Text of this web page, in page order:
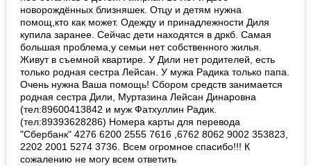
новорождённых близняшек. Отцу и детям нужна
помощ,кто как может. Одежду и принадлежности Диля
купила заранее. Сейчас дети находятся в дркб. Самая
большая проблема,у семьи нет собственного жилья.
Живут в съемной квартире. У Дили нет родителей, есть
только родная сестра Лейсан. У мужа Радика только папа.
Очень нужна Ваша помощь! Сбором средств занимается
родная сестра Дили, Муртазина Лейсан Динаровна
(тел:89600413842 и муж Фатхуллин Радик.
(тел:89393628286) Номера карты для перевода
"Сбербанк" 4276 6200 2555 7616 ,6762 8062 9002 353823,
2202 2001 5274 3736. Всем огромное спасибо!!! К
сожалению не могу всем ответить